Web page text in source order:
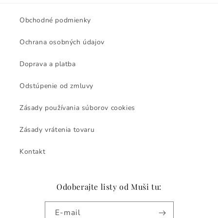
Obchodné podmienky
Ochrana osobných údajov
Doprava a platba
Odstúpenie od zmluvy
Zásady používania súborov cookies
Zásady vrátenia tovaru
Kontakt
Odoberajte listy od Muši tu:
E-mail